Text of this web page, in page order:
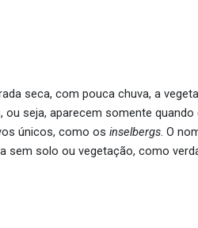
seca, com pouca chuva, a
seja, aparecem somente
únicos, como os inselbergs. O
sem solo ou vegetação, como